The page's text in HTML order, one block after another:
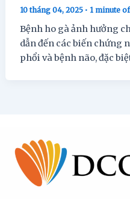
10 tháng 04, 2025 • 1 minute
Bệnh ho gà ảnh hưởng
dẫn đến các biến chứng
phổi và bệnh não, đặc